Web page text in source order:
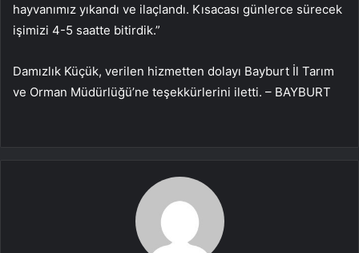
hayvanımız yıkandı ve ilaçlandı. Kısacası günlerce sürecek
işimizi 4-5 saatte bitirdik.”
Damızlık Küçük, verilen hizmetten dolayı Bayburt İl Tarım
ve Orman Müdürlüğü’ne teşekkürlerini iletti. – BAYBURT